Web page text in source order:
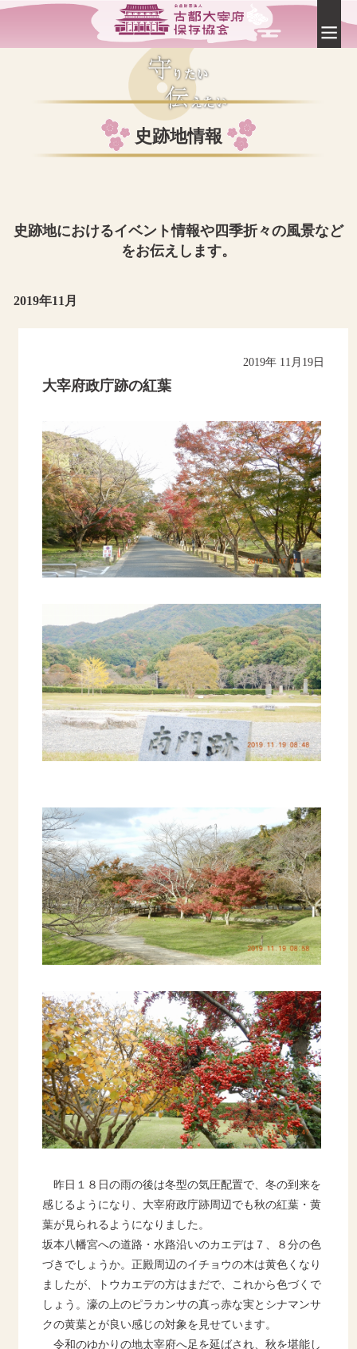
史跡地情報
史跡地におけるイベント情報や四季折々の風景など
をお伝えします。
2019年11月
2019年 11月19日
大宰府政庁跡の紅葉
昨日１８日の雨の後は冬型の気圧配置で、冬の到来を
感じるようになり、大宰府政庁跡周辺でも秋の紅葉・黄
葉が見られるようになりました。
坂本八幡宮への道路・水路沿いのカエデは７、８分の色
づきでしょうか。正殿周辺のイチョウの木は黄色くなり
ましたが、トウカエデの方はまだで、これから色づくで
しょう。濠の上のピラカンサの真っ赤な実とシナマンサ
クの黄葉とが良い感じの対象を見せています。
令和のゆかりの地太宰府へ足を延ばされ、秋を堪能し